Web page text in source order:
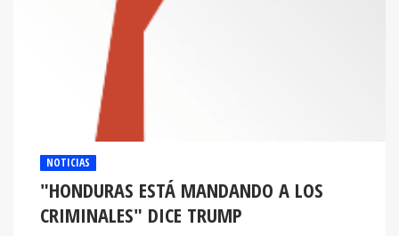
NOTICIAS
"HONDURAS ESTÁ MANDANDO A LOS
CRIMINALES" DICE TRUMP